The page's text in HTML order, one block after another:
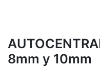
8mm y 10mm